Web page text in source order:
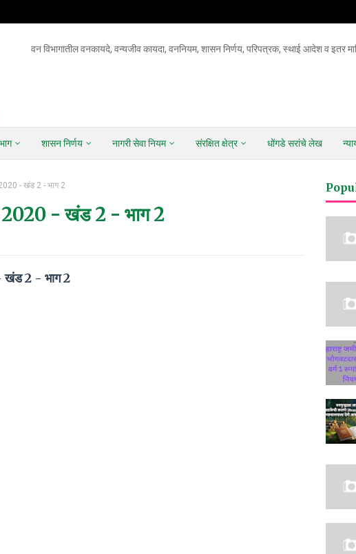
वन विभागातील वनकायदे, वन्यजीव कायदा, वननियम, शासन निर्णय, परिपत्रक, स्थाई आदेश व इतर
शासन निर्णय नागरी सेवा नियम संरक्षित क्षेत्र धोंगडे सरांचे लेख
2020 - खंड 2 - भाग 2
2020 - खंड 2 - भाग 2
- खंड 2 - भाग 2